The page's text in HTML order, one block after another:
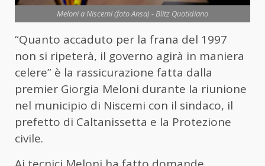
Meloni a Niscemi (foto Ansa) - Blitz Quotidiano
“Quanto accaduto per la frana del 1997
non si ripeterà, il governo agirà in maniera
celere” è la rassicurazione fatta dalla
premier Giorgia Meloni durante la riunione
nel municipio di Niscemi con il sindaco, il
prefetto di Caltanissetta e la Protezione
civile.